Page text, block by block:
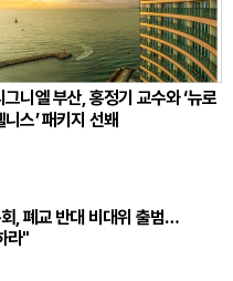
그니엘 부산, 홍정기 교수와 ‘뉴로
니스’ 패키지 선봬
, 폐교 반대 비대위 출범…
라"